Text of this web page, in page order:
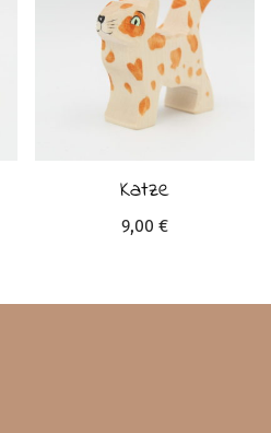
Katze
9,00 €